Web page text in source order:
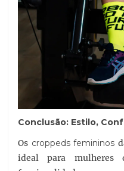
Conclusão: Estilo,
Os croppeds femininos
ideal para mulheres